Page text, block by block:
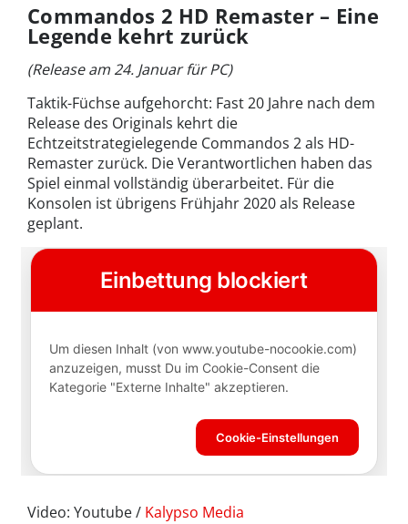
Commandos 2 HD Remaster – Eine
Legende kehrt zurück
(Release am 24. Januar für PC)
Taktik-Füchse aufgehorcht: Fast 20 Jahre nach dem
Release des Originals kehrt die
Echtzeitstrategielegende Commandos 2 als HD-
Remaster zurück. Die Verantwortlichen haben das
Spiel einmal vollständig überarbeitet. Für die
Konsolen ist übrigens Frühjahr 2020 als Release
geplant.
Video: Youtube / Kalypso Media